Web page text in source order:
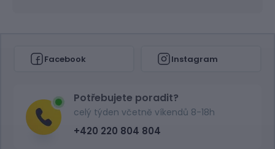
Facebook Instagram
Potřebujete poradit?
celý týden včetně víkendů 8-18h
+420 220 804 804